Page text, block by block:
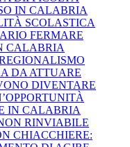
IN CALABRIA
SCOLASTICA
FERMARE
CALABRIA
DA ATTUARE
DIVENTARE
IN CALABRIA
RINVIABILE
CHIACCHIERE: